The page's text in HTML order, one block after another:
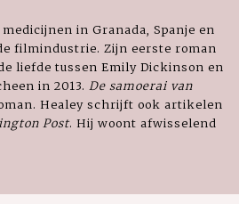
in Granada, Spanje en
filmindustrie. Zijn eerste roman
de liefde tussen Emily Dickinson en
in 2013. De samoerai van
Healey schrijft ook artikelen
Post. Hij woont afwisselend